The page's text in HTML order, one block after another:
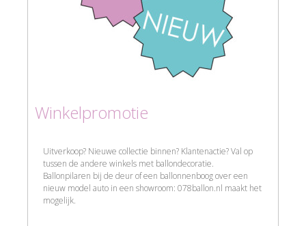
Winkelpromotie
Uitverkoop? Nieuwe collectie binnen? Klantenactie? Val op
tussen de andere winkels met ballondecoratie.
Ballonpilaren bij de deur of een ballonnenboog over een
nieuw model auto in een showroom: 078ballon.nl maakt het
mogelijk.